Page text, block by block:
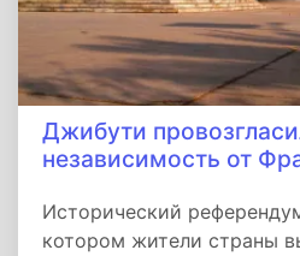
и офицеров.
Джибути
независимость от
Исторический
котором жители страны